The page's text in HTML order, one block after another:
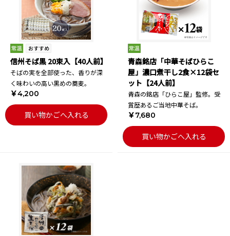
信州そば黒 20束入【40人前】
そばの実を全部使った、香りが深
く味わいの高い黒めの蕎麦。
￥4,200
買い物かごへ入れる
青森銘店「中華そばひらこ
屋」濃口煮干し2食×12袋セ
ット【24人前】
青森の銘店「ひらこ屋」監修。受
賞歴あるご当地中華そば。
￥7,680
買い物かごへ入れる